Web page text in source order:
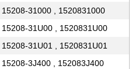
15208-31000 , 1520831000
15208-31U00 , 1520831U00
15208-31U01 , 1520831U01
15208-3J400 , 152083J400